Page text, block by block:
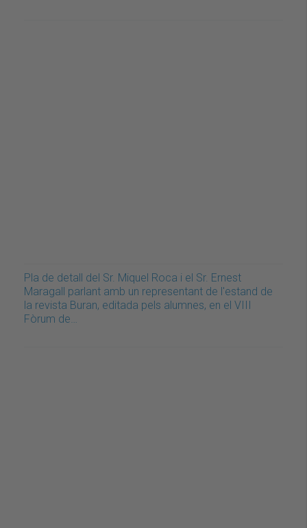
Pla de detall del Sr. Miquel Roca i el Sr. Ernest
Maragall parlant amb un representant de l'estand de
la revista Buran, editada pels alumnes, en el VIII
Fòrum de…